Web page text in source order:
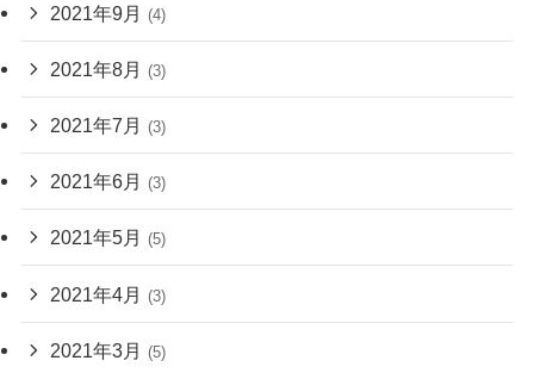
2021年9月 (4)
2021年8月 (3)
2021年7月 (3)
2021年6月 (3)
2021年5月 (5)
2021年4月 (3)
2021年3月 (5)